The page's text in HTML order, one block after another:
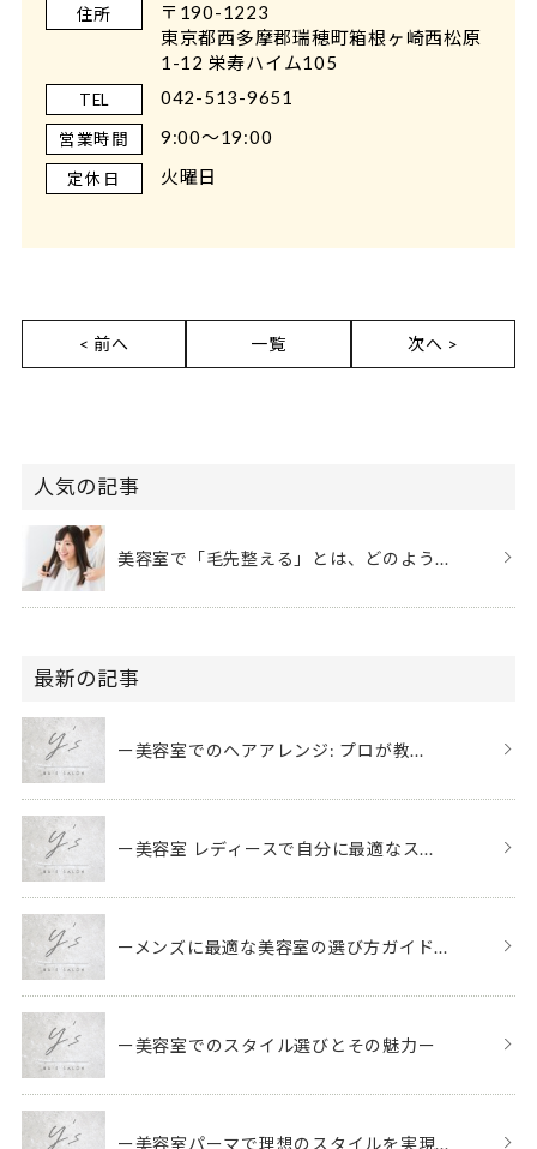
住所
〒190-1223
東京都西多摩郡瑞穂町箱根ヶ崎西松原
1-12 栄寿ハイム105
TEL 042-513-9651
営業時間 9:00～19:00
定休日 火曜日
< 前へ 一覧 次へ >
人気の記事
美容室で「毛先整える」とは、どのよう...
最新の記事
ー美容室でのヘアアレンジ: プロが教...
ー美容室 レディースで自分に最適なス...
ーメンズに最適な美容室の選び方ガイド...
ー美容室でのスタイル選びとその魅力ー
ー美容室パーマで理想のスタイルを実現...